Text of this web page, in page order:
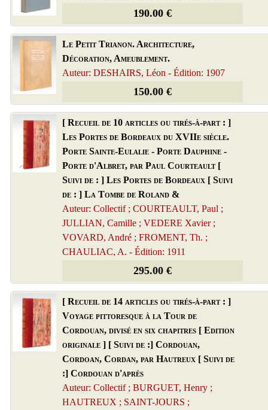
190.00 €
Le Petit Trianon. Architecture,
Décoration, Ameublement.
Auteur: DESHAIRS, Léon - Édition: 1907
150.00 €
[ Recueil de 10 articles ou tirés-à-part : ]
Les Portes de Bordeaux du XVIIe siècle.
Porte Sainte-Eulalie - Porte Dauphine -
Porte d'Albret, par Paul Courteault [
Suivi de : ] Les Portes de Bordeaux [ Suivi
de : ] La Tombe de Roland &
Auteur: Collectif ; COURTEAULT, Paul ;
JULLIAN, Camille ; VEDERE Xavier ;
VOVARD, André ; FROMENT, Th. ;
CHAULIAC, A. - Édition: 1911
295.00 €
[ Recueil de 14 articles ou tirés-à-part : ]
Voyage pittoresque à la Tour de
Cordouan, divisé en six chapitres [ Edition
originale ] [ Suivi de :] Cordouan,
Cordoan, Cordan, par Hautreux [ Suivi de
:] Cordouan d'après
Auteur: Collectif ; BURGUET, Henry ;
HAUTREUX ; SAINT-JOURS ;